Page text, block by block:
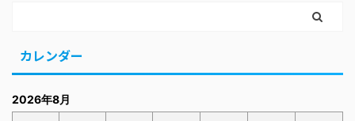
カレンダー
2026年8月